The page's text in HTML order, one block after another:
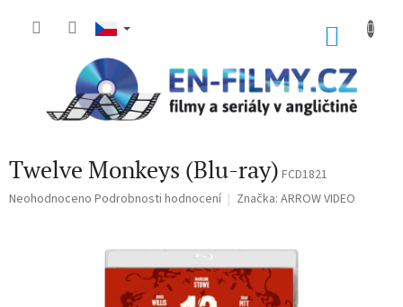
Twelve Monkeys (Blu-ray) FCD1821
Průměrné
Neohodnoceno Podrobnosti hodnocení Značka: ARROW VIDEO